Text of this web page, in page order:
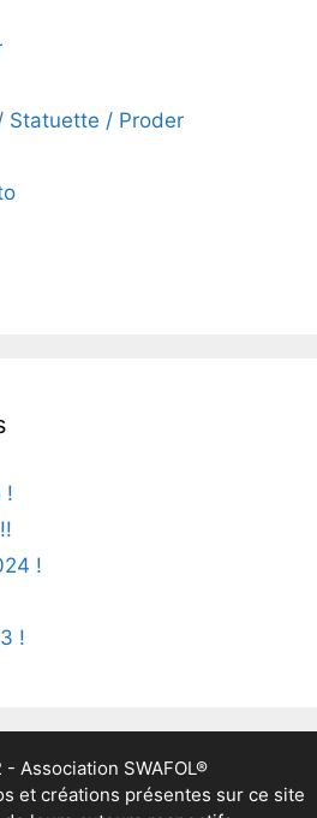
Statuette / Proder
!
!
!
Association SWAFOL®
et créations présentes sur ce site